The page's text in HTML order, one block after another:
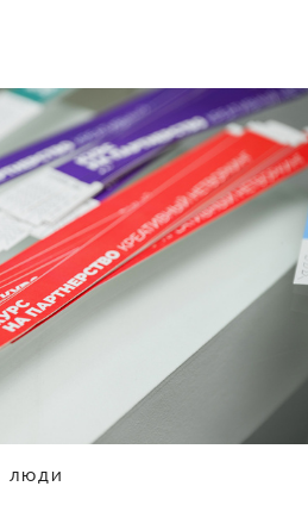
ЛЮДИ